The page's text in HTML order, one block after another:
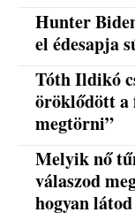
Hunter
el édesapja
Tóth Ildikó
öröklődött a
megtörni”
Melyik nő
válaszod
hogyan